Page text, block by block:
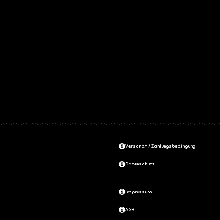
Versandt / Zahlungsbedingung
Datenschutz
Impressum
AGB